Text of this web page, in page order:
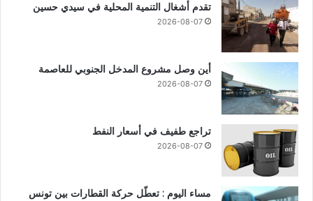
تقدم أشغال التنمية المحلية في سيدي حسين
2026-08-07
أين وصل مشروع المدخل الجنوبي للعاصمة
2026-08-07
تراجع طفيف في أسعار النفط
2026-08-07
مساء اليوم : تعطّل حركة القطارات بين تونس